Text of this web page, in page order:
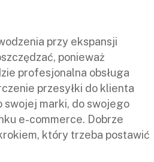
przy ekspansji
ponieważ
profesjonalna obsługa
przesyłki do klienta
swojej marki, do swojego
e-commerce. Dobrze
który trzeba postawić